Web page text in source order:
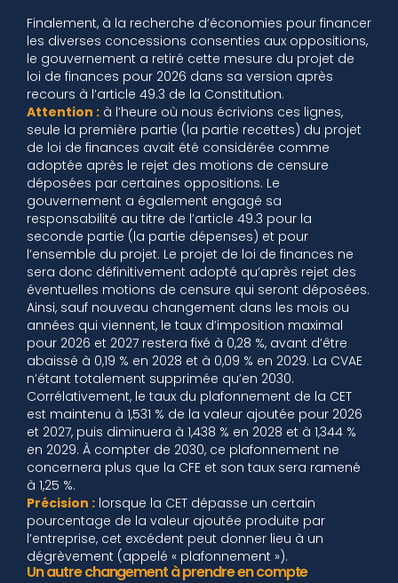
Finalement, à la recherche d’économies pour financer
les diverses concessions consenties aux oppositions,
le gouvernement a retiré cette mesure du projet de
loi de finances pour 2026 dans sa version après
recours à l’article 49.3 de la Constitution.
Attention : à l’heure où nous écrivions ces lignes,
seule la première partie (la partie recettes) du projet
de loi de finances avait été considérée comme
adoptée après le rejet des motions de censure
déposées par certaines oppositions. Le
gouvernement a également engagé sa
responsabilité au titre de l’article 49.3 pour la
seconde partie (la partie dépenses) et pour
l’ensemble du projet. Le projet de loi de finances ne
sera donc définitivement adopté qu’après rejet des
éventuelles motions de censure qui seront déposées.
Ainsi, sauf nouveau changement dans les mois ou
années qui viennent, le taux d’imposition maximal
pour 2026 et 2027 restera fixé à 0,28 %, avant d’être
abaissé à 0,19 % en 2028 et à 0,09 % en 2029. La CVAE
n’étant totalement supprimée qu’en 2030.
Corrélativement, le taux du plafonnement de la CET
est maintenu à 1,531 % de la valeur ajoutée pour 2026
et 2027, puis diminuera à 1,438 % en 2028 et à 1,344 %
en 2029. À compter de 2030, ce plafonnement ne
concernera plus que la CFE et son taux sera ramené
à 1,25 %.
Précision : lorsque la CET dépasse un certain
pourcentage de la valeur ajoutée produite par
l’entreprise, cet excédent peut donner lieu à un
dégrèvement (appelé « plafonnement »).
Un autre changement à prendre en compte